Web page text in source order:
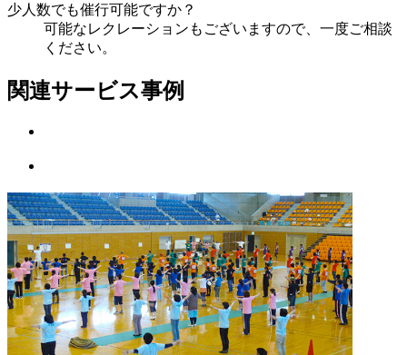
少人数でも催行可能ですか？
可能なレクレーションもございますので、一度ご相談
ください。
関連サービス事例